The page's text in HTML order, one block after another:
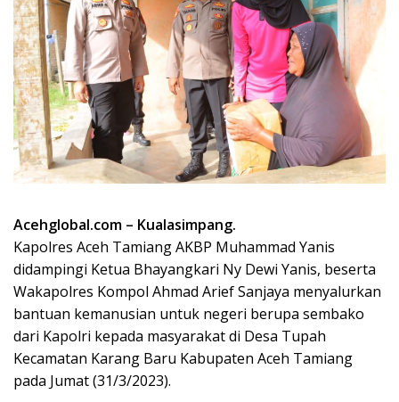
Acehglobal.com – Kualasimpang.
Kapolres Aceh Tamiang AKBP Muhammad Yanis
didampingi Ketua Bhayangkari Ny Dewi Yanis, beserta
Wakapolres Kompol Ahmad Arief Sanjaya menyalurkan
bantuan kemanusian untuk negeri berupa sembako
dari Kapolri kepada masyarakat di Desa Tupah
Kecamatan Karang Baru Kabupaten Aceh Tamiang
pada Jumat (31/3/2023).